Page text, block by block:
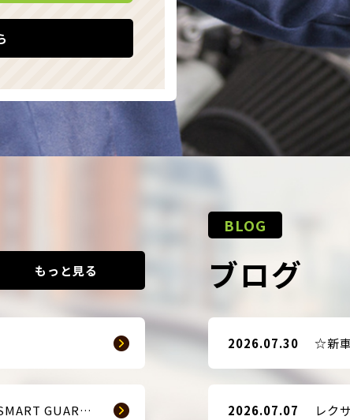
もっと見る
【販売開始のお知らせ】SMART GUARD 3
BLOG
ブログ
2026.07.30
2026.07.07